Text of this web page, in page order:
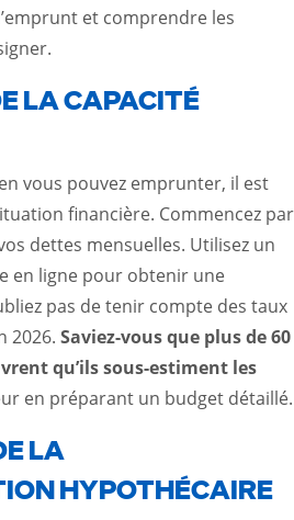
et comprendre les
LA CAPACITÉ
vous pouvez emprunter, il est
financière. Commencez par
dettes mensuelles. Utilisez un
en ligne pour obtenir une
pas de tenir compte des taux
2026. Saviez-vous que plus de 60
qu’ils sous-estiment les
en préparant un budget détaillé.
LA
HYPOTHÉCAIRE